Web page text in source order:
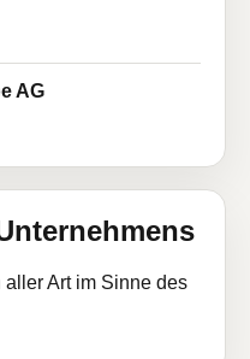
AG
Art im Sinne des